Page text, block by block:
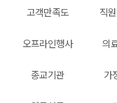
고객만족도 직
오프라인행사 의
종교기관 가